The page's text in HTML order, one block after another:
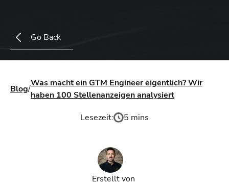
Go Back
Blog/
Was macht ein GTM Engineer eigentlich? Wir
haben 100 Stellenanzeigen analysiert
Lesezeit:
5 mins
Erstellt von